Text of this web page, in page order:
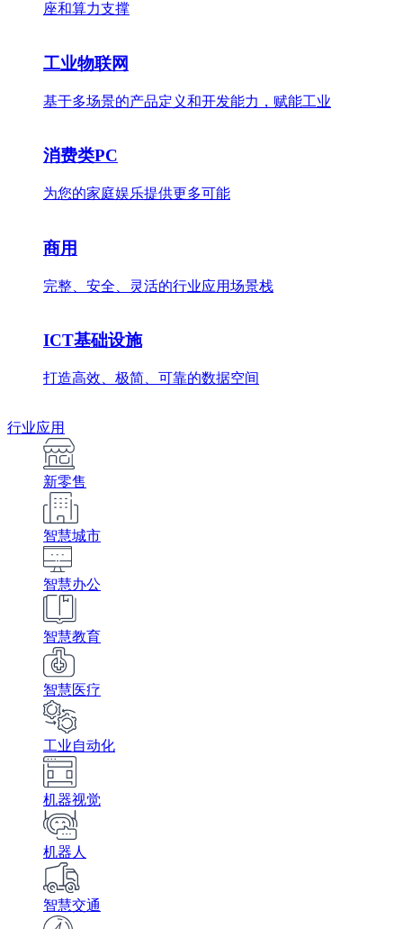
座和算力支撑
工业物联网
基于多场景的产品定义和开发能力，赋能工业
消费类PC
为您的家庭娱乐提供更多可能
商用
完整、安全、灵活的行业应用场景栈
ICT基础设施
打造高效、极简、可靠的数据空间
行业应用
新零售
智慧城市
智慧办公
智慧教育
智慧医疗
工业自动化
机器视觉
机器人
智慧交通